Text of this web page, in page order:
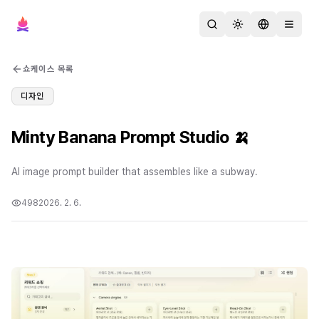
검색 테마 변경언어 변경메뉴 열
쇼케이스 목록
디자인
Minty Banana Prompt Studio 🍌
AI image prompt builder that assembles like a subway.
4982026. 2. 6.